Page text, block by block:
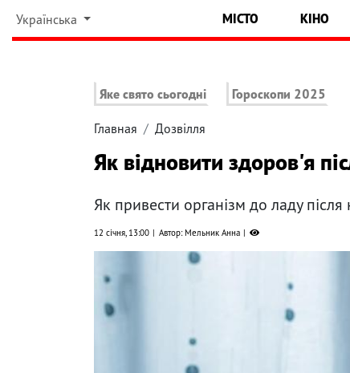
Українська МІСТО КІНО
Яке свято сьогодні Гороскопи 2025
Главная Дозвілля
Як відновити здоров'я
Як привести організм до ладу після
12 січня, 13:00 Автор: Мельник Анна